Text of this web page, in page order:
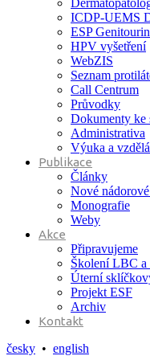
ICDP-UEMS
ESP
HPV vyšetření
WebZIS
Seznam
Call Centrum
Průvodky
Dokumenty ke
Administrativa
Výuka a
Publikace
Články
Nové
Monografie
Weby
Akce
Připravujeme
Školení LBC
Úterní
Projekt ESF
Archiv
Kontakt
česky • english